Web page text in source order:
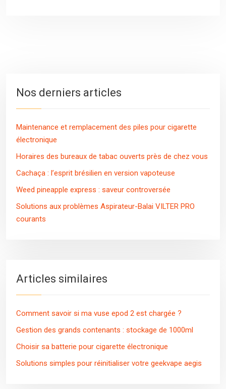
Nos derniers articles
Maintenance et remplacement des piles pour cigarette
électronique
Horaires des bureaux de tabac ouverts près de chez vous
Cachaça : l’esprit brésilien en version vapoteuse
Weed pineapple express : saveur controversée
Solutions aux problèmes Aspirateur-Balai VILTER PRO
courants
Articles similaires
Comment savoir si ma vuse epod 2 est chargée ?
Gestion des grands contenants : stockage de 1000ml
Choisir sa batterie pour cigarette électronique
Solutions simples pour réinitialiser votre geekvape aegis